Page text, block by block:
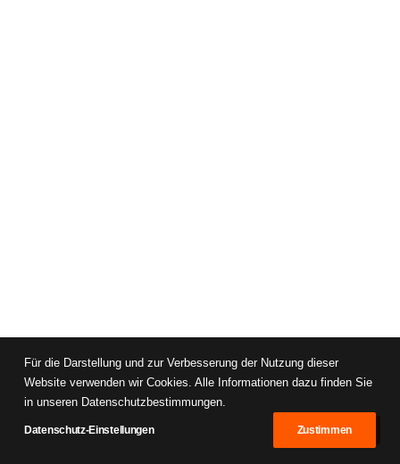
Für die Darstellung und zur Verbesserung der Nutzung dieser
Website verwenden wir Cookies. Alle Informationen dazu finden Sie
in unseren Datenschutzbestimmungen.
Datenschutz-Einstellungen Zustimmen